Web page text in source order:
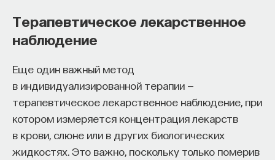
Терапевтическое лекарственное
наблюдение
Еще один важный метод
в индивидуализированной терапии —
терапевтическое лекарственное наблюдение, при
котором измеряется концентрация лекарств
в крови, слюне или в других биологических
жидкостях. Это важно, поскольку только померив
самой коммуникации».
«Мыслить как учёный» — подкаст основателя
ПостНауки Ивара Максутова о людях, которые
меняют мир. В каждом выпуске — разговоры
с исследователями, предпринимателями,
инвесторами и изобретателями. За десятки
эпизодов Ивар обсудил большие языковые
модели вместе с Михаилом Бурцевым, цифровые